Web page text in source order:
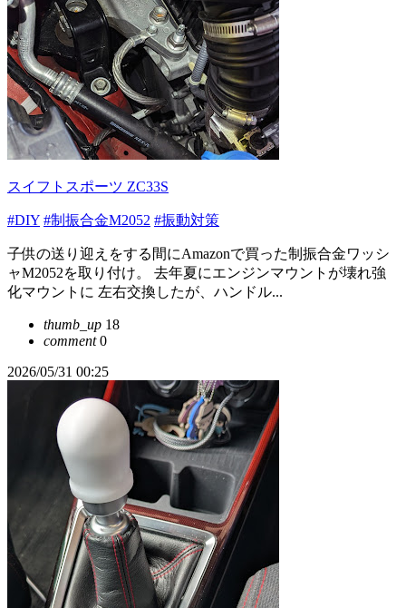
スイフトスポーツ ZC33S
#DIY #制振合金M2052 #振動対策
子供の送り迎えをする間にAmazonで買った制振合金ワッシ
ャM2052を取り付け。 去年夏にエンジンマウントが壊れ強
化マウントに 左右交換したが、ハンドル...
thumb_up 18
comment0
2026/05/31 00:25